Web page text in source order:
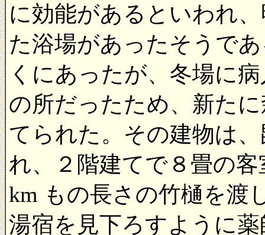
に効能があるといわれ
た浴場があったそうで
くにあったが、冬場に
の所だったため、新た
てられた。その建物は
れ、２階建てで８畳の
km もの長さの竹樋を渡
湯宿を見下ろすように